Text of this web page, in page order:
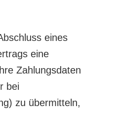
eines
eine
Zahlungsdaten
bei
zu übermitteln,